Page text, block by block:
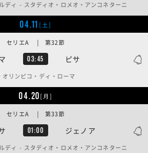
ディ - スタディオ・ロメオ・アンコネターニ
04.11 [土]
03:45 ピサ
セリエA | 第32節
オリンピコ・ディ・ローマ
04.20[月]
01:00 ジェノア
セリエA | 第33節
ディ - スタディオ・ロメオ・アンコネターニ